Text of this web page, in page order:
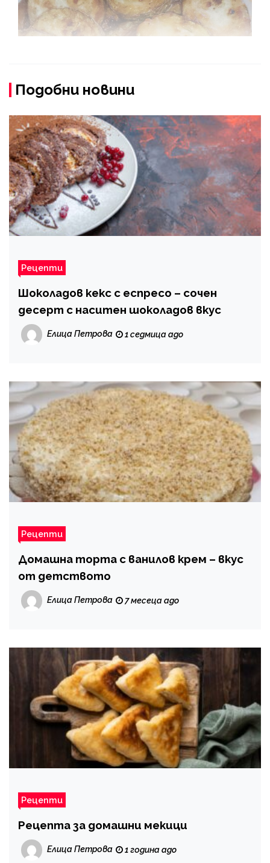
Подобни новини
Рецепти
Шоколадов кекс с еспресо – сочен
десерт с наситен шоколадов вкус
Елица Петрова 1 седмица ago
Рецепти
Домашна торта с ванилов крем – вкус
от детството
Елица Петрова 7 месеца ago
Рецепти
Рецепта за домашни мекици
Елица Петрова 1 година ago